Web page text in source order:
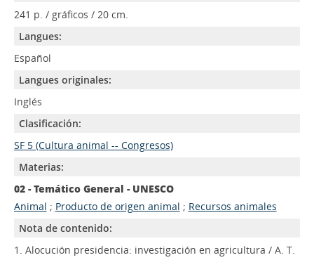
241 p. / gráficos / 20 cm.
Langues:
Español
Langues originales:
Inglés
Clasificación:
SF 5 (Cultura animal -- Congresos)
Materias:
02 - Temático General - UNESCO
Animal ; Producto de origen animal ; Recursos animales
Nota de contenido:
1. Alocución presidencia: investigación en agricultura / A. T.